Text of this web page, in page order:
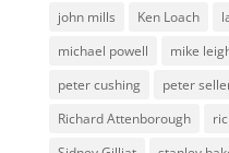
john mills
Ken Loach
michael powell
mike
peter cushing
peter
Richard Attenborough